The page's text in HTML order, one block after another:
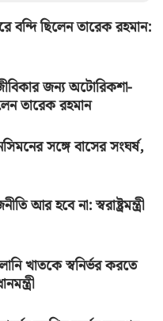
বন্দি ছিলেন তারেক রহমান:
জন্য অটোরিকশা-
তারেক রহমান
সঙ্গে বাসের সংঘর্ষ,
আর হবে না: স্বরাষ্ট্রমন্ত্রী
খাতকে স্বনির্ভর করতে